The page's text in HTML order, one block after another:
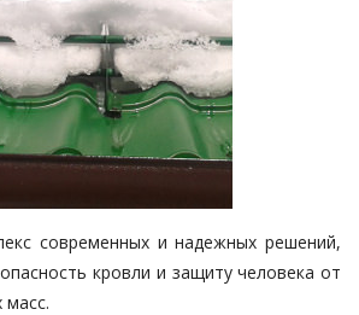
современных и надежных решений,
кровли и защиту человека от